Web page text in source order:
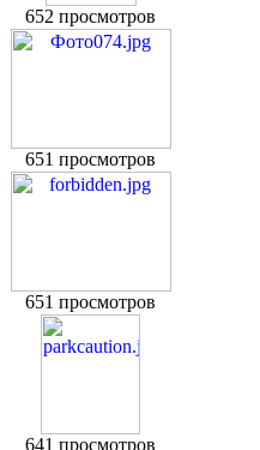
652 просмотров
651 просмотров
651 просмотров
641 просмотров